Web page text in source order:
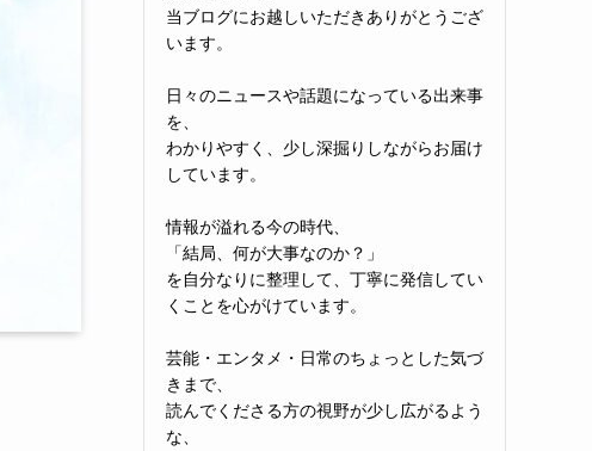
当ブログにお越しいただきありがとうござ
います。
日々のニュースや話題になっている出来事
を、
わかりやすく、少し深掘りしながらお届け
しています。
情報が溢れる今の時代、
「結局、何が大事なのか？」
を自分なりに整理して、丁寧に発信してい
くことを心がけています。
芸能・エンタメ・日常のちょっとした気づ
きまで、
読んでくださる方の視野が少し広がるよう
な、